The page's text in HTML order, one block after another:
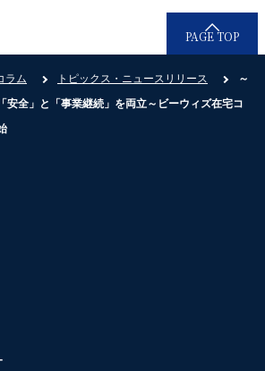
ラム トピックス・ニュースリリース
～
安全」と「事業継続」を両立～ビーウィズ在宅コ
PAGE TOP